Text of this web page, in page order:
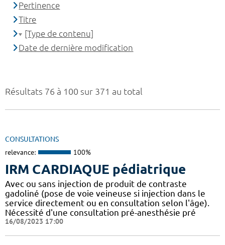
Résultats 76 à 100 sur 371 au total
CONSULTATIONS
relevance: 100%
IRM CARDIAQUE pédiatrique
Avec ou sans injection de produit de contraste
gadoliné (pose de voie veineuse si injection dans le
service directement ou en consultation selon l'âge).
Nécessité d'une consultation pré-anesthésie pré
16/08/2023 17:00
Pertinence
Titre
[Type de contenu]
Date de dernière modification